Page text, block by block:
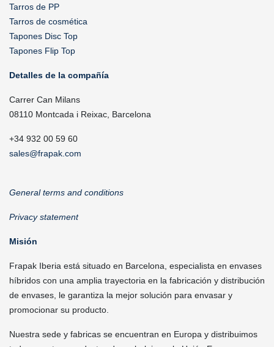
Tarros de PP
Tarros de cosmética
Tapones Disc Top
Tapones Flip Top
Detalles de la compañía
Carrer Can Milans
08110 Montcada i Reixac, Barcelona
+34 932 00 59 60
sales@frapak.com
General terms and conditions
Privacy statement
Misión
Frapak Iberia está situado en Barcelona, especialista en envases
híbridos con una amplia trayectoria en la fabricación y distribución
de envases, le garantiza la mejor solución para envasar y
promocionar su producto.
Nuestra sede y fabricas se encuentran en Europa y distribuimos